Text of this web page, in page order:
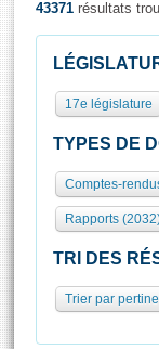
Présidence
577 députés
Groupes
Séance
Europe et
Pétitions
Rôle et
Présidence
Statistiques
Visiter
Visite
Assister à
43371 résultats
17e législature
TYPES DE
Comptes-
Rapports
TRI DES
Trier par